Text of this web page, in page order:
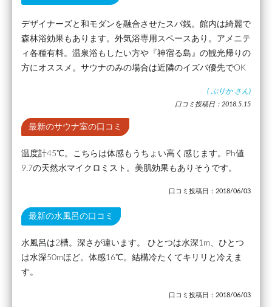
デザイナーズと和モダンを融合させたスパ銭。館内は綺麗で
森林浴効果もあります。外気浴専用スペースあり。アメニテ
ィ各種有料。温泉浴もしたい方や『神宿る島』の観光帰りの
方にオススメ。サウナのみの場合は近隣のイズバ優先でOK
( ぷりか さん)
口コミ投稿日：2018.5.15
最新のサウナ室の口コミ
温度計45℃。こちらは体感もうちょい高く感じます。Ph値
9.7の天然水マイクロミスト。美肌効果もありそうです。
口コミ投稿日：2018/06/03
最新の水風呂の口コミ
水風呂は2槽。深さが違います。 ひとつは水深1m、ひとつ
は水深50mほど。体感16℃。結構冷たくてキリリと冷えま
す。
口コミ投稿日：2018/06/03